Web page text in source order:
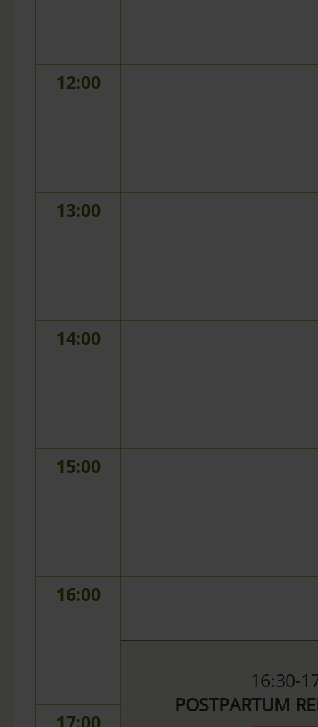
12:00
13:00
14:00
15:00
16:00
17:00
16:30-
POSTPARTUM